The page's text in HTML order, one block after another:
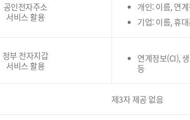
공인전자주소
서비스 활용
개인: 이름, 연
기업: 이름, 휴
정부 전자지갑
서비스 활용
연계정보(CI),
등
제3자 제공 없음